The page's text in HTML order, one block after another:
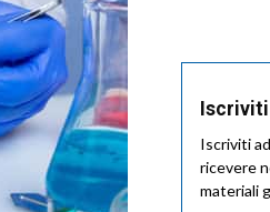
Iscriviti
ricevere
materiali